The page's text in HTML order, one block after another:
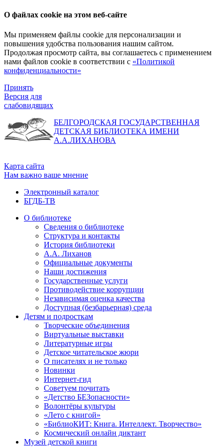
О файлах cookie на этом веб-сайте
Мы применяем файлы cookie для персонализации и
повышения удобства пользования нашим сайтом.
Продолжая просмотр сайта, вы соглашаетесь с применением
нами файлов cookie в соответствии с «Политикой
конфиденциальности»
Принять
Версия для
слабовидящих
БЕЛГОРОДСКАЯ ГОСУДАРСТВЕННАЯ
ДЕТСКАЯ БИБЛИОТЕКА ИМЕНИ
А.А.ЛИХАНОВА
Карта сайта
Нам важно ваше мнение
Электронный каталог
БГДБ-ТВ
О библиотеке
Сведения о библиотеке
Структура и контакты
История библиотеки
А.А. Лиханов
Официальные документы
Наши достижения
Государственные услуги
Противодействие коррупции
Независимая оценка качества
Доступная (безбарьерная) среда
Детям и подросткам
Творческие объединения
Виртуальные выставки
Литературные игры
Детское читательское жюри
О писателях и не только
Новинки
Интернет-гид
Советуем почитать
«Детство БЕЗопасности»
Волонтёры культуры
«Лето с книгой»
«БиблиоКИТ: Книга. Интеллект. Творчество»
Космический онлайн диктант
Музей детской книги